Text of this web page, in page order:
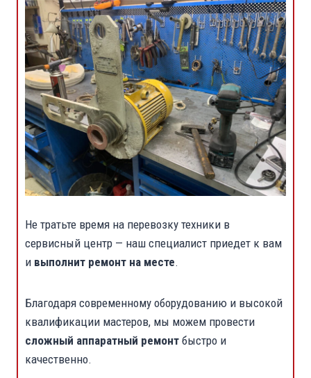
Не тратьте время на перевозку техники в
сервисный центр — наш специалист приедет к вам
и выполнит ремонт на месте.
Благодаря современному оборудованию и высокой
квалификации мастеров, мы можем провести
сложный аппаратный ремонт быстро и
качественно.